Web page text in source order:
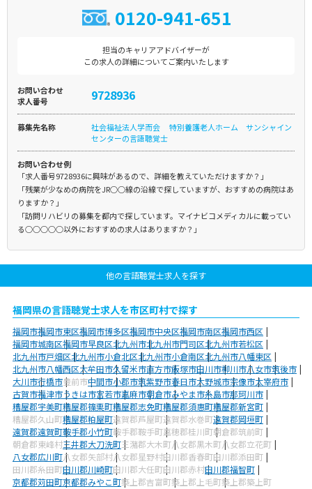
0120-941-651
担当のキャリアアドバイザーが
この求人の詳細についてご案内いたします
お問い合わせ
求人番号
9728936
募集先名称
社会福祉法人学而会 特別養護老人ホーム サンシャイン
センターの言語聴覚士
お問い合わせ例
「求人番号9728936に興味があるので、詳細を教えていただけますか？」
「残業が少なめの病院をJR○○線の沿線で探していますが、おすすめの病院はあ
りますか？」
「訪問リハビリの募集を都内で探しています。マイナビコメディカルに載ってい
る○○○○○以外におすすめの求人はありますか？」
他の言語聴覚士求人を探す
福岡県の言語聴覚士求人を市区町村で探す
福岡市福岡市東区福岡市博多区福岡市中央区福岡市南区福岡市西区
福岡市城南区福岡市早良区北九州市北九州市門司区北九州市若松区
北九州市戸畑区北九州市小倉北区北九州市小倉南区北九州市八幡東区
北九州市八幡西区大牟田市久留米市直方市飯塚市田川市柳川市八女市筑後市
大川市行橋市豊前市中間市小郡市筑紫野市春日市大野城市宗像市太宰府市
古賀市福津市うきは市宮若市嘉麻市朝倉市みやま市糸島市那珂川市
糟屋郡宇美町糟屋郡篠栗町糟屋郡志免町糟屋郡須惠町糟屋郡新宮町
糟屋郡久山町糟屋郡粕屋町遠賀郡芦屋町遠賀郡水巻町遠賀郡岡垣町
遠賀郡遠賀町鞍手郡小竹町鞍手郡鞍手町嘉穂郡桂川町朝倉郡筑前町
朝倉郡東峰村三井郡大刀洗町三潴郡大木町八女郡黒木町八女郡立花町
八女郡広川町八女郡矢部村八女郡星野村田川郡香春町田川郡添田町
田川郡糸田町田川郡川崎町田川郡大任町田川郡赤村田川郡福智町
京都郡苅田町京都郡みやこ町築上郡吉富町築上郡上毛町築上郡築上町